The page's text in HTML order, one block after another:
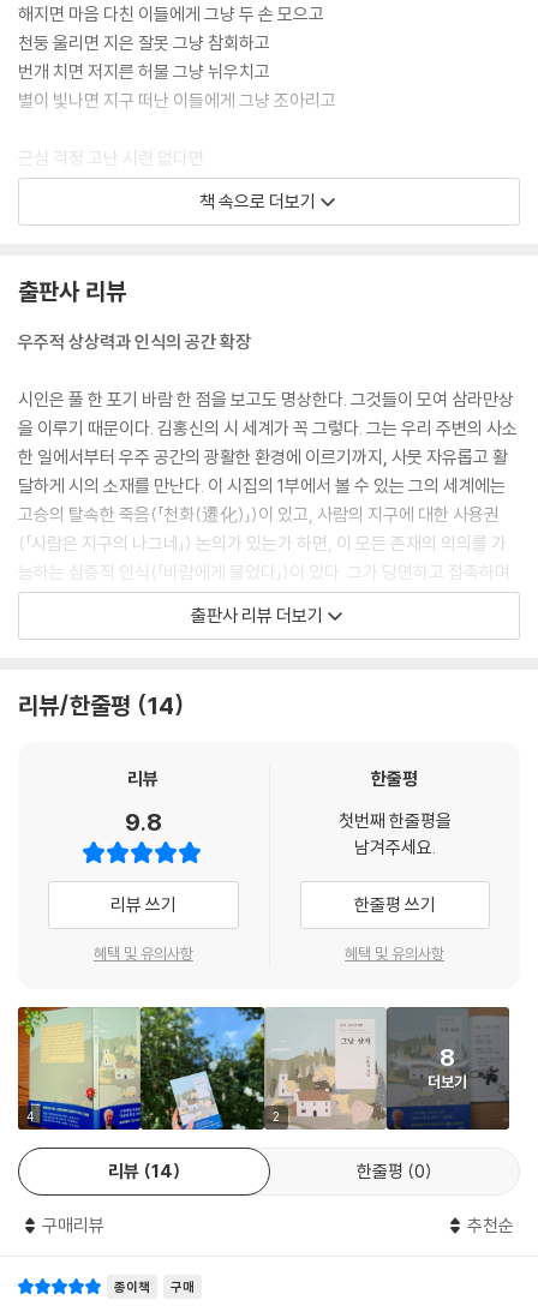
후회 77
왜 사냐고 물으면 78
내 고향 푸른 달아 80
그리운 것은 금강이 아니라 통일 82
사랑의 전과자 86
봄이 슬픈 까닭 88
헤어지는 연습 91
흔들리며 살자 92
그대 품속에 핀 꽃 93
오장 칠부 달린 무리 95
두루메 96
평설 / 시로 쓴 인생론과 그 향방_김종회 98
해지면 마음 다친 이들에게 그냥 두 손 모으고
천둥 울리면 지은 잘못 그냥 참회하고
번개 치면 저지른 허물 그냥 뉘우치고
별이 빛나면 지구 떠난 이들에게 그냥 조아리고
근심 걱정 고난 시련 없다면
이미 저승 사람이니까
--- p.23 「그냥 살면 되거늘」 중에서
태양이 이글거리면
지구는 불덩어리가 되겠지요
그대를 그리워한 만큼
눈이 쏟아진다면
영영 봄날은 사라지겠죠
그대를 사랑한 만큼
비가 퍼붓는다면
세상은 온통 바다겠지요
아직도 내 영혼은 화염에 쌓여 있어
달아오른 불 끄려고
--- p.34 「불을 끌 만큼 눈물 흘려 보았느냐」 중에서
어찌 살아야 합니까
인생사 전쟁터가 아니더냐
웃고 건강하고 신나게 살고 싶습니다
남을 기쁘게 하고 세상에 조금이라도 보탬이 되게 살라
그리 살기가 어찌 쉽습니까
인생사 쉬우면 재미가 없느니라
잘 사는 법을 가르쳐 주소서
그냥 살자
--- p.36 「그냥 살자」 중에서
원고지(原稿紙)
그리고 영혼을 찍어 쓰는 몸살
책 속으로 더보기
출판사 리뷰
우주적 상상력과 인식의 공간 확장
시인은 풀 한 포기 바람 한 점을 보고도 명상한다. 그것들이 모여 삼라만상
을 이루기 때문이다. 김홍신의 시 세계가 꼭 그렇다. 그는 우리 주변의 사소
한 일에서부터 우주 공간의 광활한 환경에 이르기까지, 사뭇 자유롭고 활
달하게 시의 소재를 만난다. 이 시집의 1부에서 볼 수 있는 그의 세계에는
고승의 탈속한 죽음(「천화(遷化)」)이 있고, 사람의 지구에 대한 사용권
(「사람은 지구의 나그네」) 논의가 있는가 하면, 이 모든 존재의 의의를 가
늠하는 심층적 인식(「바람에게 물었다」)이 있다. 그가 당면하고 접촉하며
판단하는 모든 사물에 다각적 관점이 작용하면서, 그 상상력은 시인이 자
신의 내면에 숨기고 있는 생각들을 ‘시의 보석’으로 이끌어낸다.
고 길어도 쓰러지지 않아 / 마디 있고 속 비어 그렇다네 / 인생의 고비가 마
- 「대바람 소리」 부분
이 시집의 첫 번째 시 「대바람 소리」의 첫 연이다. 대나무에 마디가 있고 속
이 비어 있기에 가늘고 길어도 쓰러지지 않는다는 언표(言表)다. 시인은
곧바로 대나무의 모형을 인생사의 면모에 대입한다. 뒤이어 둘째 연에서
대나무에게 물으니 ‘바람’처럼 살라 하는데, 이 모두를 넘어서는 힘은 ‘사랑
과 용서’에 있다는 것이다.
술잔에 뜬 별을 마신다 / 별이 웃으며 심장 속으로 들어왔다 / 심장이 벌렁
벌렁 춤춘다 / 술잔은 시시덕거렸다
- 「술잔이 비었노라」 부분
술잔에 달이 뜨거나 별이 뜨면, 이는 매우 고급한 풍류의 시심을 증명한다.
시인은 술잔에 뜬 별을 마신다. 자연과 시적 화자 또 우주와 시적 화자가 물
아일체의 지경으로 진입하는 이 순간부터, 하늘과 별과 달이 함께 호응한
다.
품었던 욕망은 참으로 부질없나니 / 얼기설기 쌓은 인연은 낙엽 되어 흩어
출판사 리뷰 더보기
리뷰/한줄평 14
리뷰
9.8
리뷰 쓰기
혜택 및 유의사항
한줄평
첫번째 한줄평을
남겨주세요.
한줄평 쓰기
혜택 및 유의사항
4 2
8
더보기
리뷰 14 한줄평 0
구매리뷰 추천순
종이책 구매